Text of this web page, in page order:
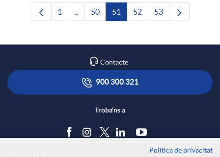
Pàgina
1 ...Pàgines intermèdies Utilitzeu TAB per
Pàgina
50 Pàgina
51 Pàgina
52 Pàgina
53
Contacte
900 300 321
Troba'ns a
Política de privacitat